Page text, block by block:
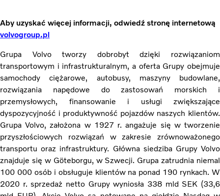
Aby uzyskać więcej informacji, odwiedź stronę internetową
volvogroup.pl
Grupa Volvo tworzy dobrobyt dzięki rozwiązaniom
transportowym i infrastrukturalnym, a oferta Grupy obejmuje
samochody ciężarowe, autobusy, maszyny budowlane,
rozwiązania napędowe do zastosowań morskich i
przemysłowych, finansowanie i usługi zwiększające
dyspozycyjność i produktywność pojazdów naszych klientów.
Grupa Volvo, założona w 1927 r. angażuje się w tworzenie
przyszłościowych rozwiązań w zakresie zrównoważonego
transportu oraz infrastruktury. Główna siedziba Grupy Volvo
znajduje się w Göteborgu, w Szwecji. Grupa zatrudnia niemal
100 000 osób i obsługuje klientów na ponad 190 rynkach. W
2020 r. sprzedaż netto Grupy wyniosła 338 mld SEK (33,6